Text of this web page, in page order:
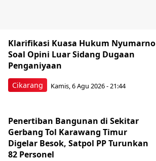
Cikarang
Klarifikasi Kuasa Hukum Nyumarno
Soal Opini Luar Sidang Dugaan
Penganiyaan
Kamis, 6 Agu 2026 - 21:44
Penertiban Bangunan di Sekitar
Gerbang Tol Karawang Timur
Digelar Besok, Satpol PP Turunkan
82 Personel